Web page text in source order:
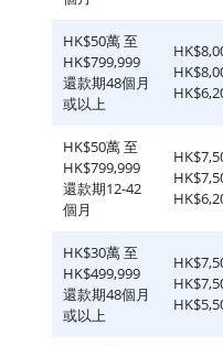
HK$50萬 至
HK$799,999
還款期48個月
或以上
HK$50萬 至
HK$799,999
還款期12-42
個月
HK$30萬 至
HK$499,999
還款期48個月
或以上